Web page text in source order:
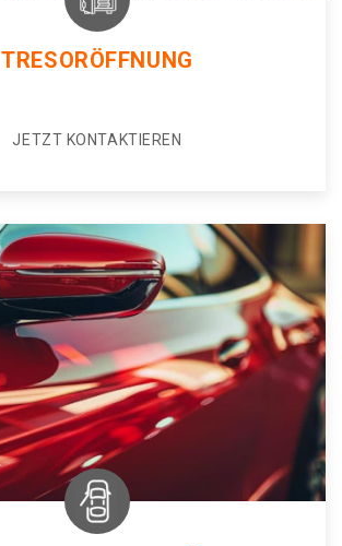
TRESORÖFFNUNG
JETZT KONTAKTIEREN